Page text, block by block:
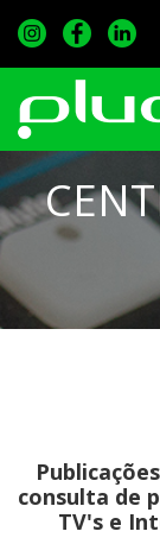
consulta de
TV's e